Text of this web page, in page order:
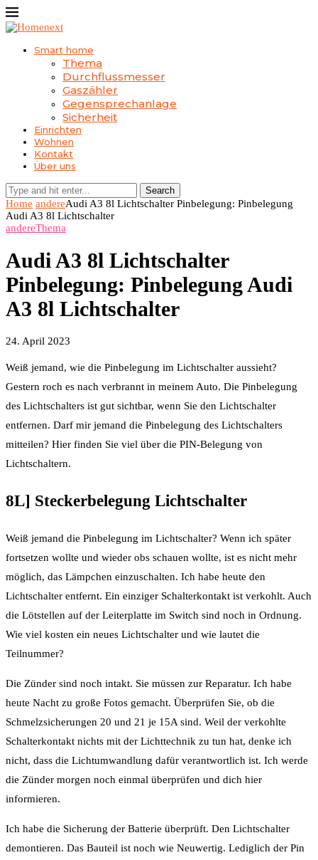
Smart home
Thema
Durchflussmesser
Gaszähler
Gegensprechanlage
Sicherheit
Einrichten
Wohnen
Kontakt
Über uns
Search
Home andereAudi A3 8l Lichtschalter Pinbelegung: Pinbelegung
Audi A3 8l Lichtschalter
andereThema
Audi A3 8l Lichtschalter
Pinbelegung: Pinbelegung Audi
A3 8l Lichtschalter
24. April 2023
Weiß jemand, wie die Pinbelegung im Lichtschalter aussieht?
Gestern roch es nach verbrannt in meinem Auto. Die Pinbelegung
des Lichtschalters ist gut sichtbar, wenn Sie den Lichtschalter
entfernen. Darf mir jemand die Pinbelegung des Lichtschalters
mitteilen? Hier finden Sie viel über die PIN-Belegung von
Lichtschaltern.
8L] Steckerbelegung Lichtschalter
Weiß jemand die Pinbelegung im Lichtschalter? Wenn ich später
fortsetzen wollte und wieder obs schauen wollte, ist es nicht mehr
möglich, das Lämpchen einzuschalten. Ich habe heute den
Lichtschalter entfernt. Ein einziger Schalterkontakt ist verkohlt. Auch
die Lötstellen auf der Leiterplatte im Switch sind noch in Ordnung.
Wie viel kosten ein neues Lichtschalter und wie lautet die
Teilnummer?
Die Zünder sind noch intakt. Sie müssen zur Reparatur. Ich habe
heute Nacht zu große Fotos gemacht. Überprüfen Sie, ob die
Schmelzsicherungen 20 und 21 je 15A sind. Weil der verkohlte
Schalterkontakt nichts mit der Lichttechnik zu tun hat, denke ich
nicht, dass die Lichtumwandlung dafür verantwortlich ist. Ich werde
die Zünder morgen noch einmal überprüfen und dich hier
informieren.
Ich habe die Sicherung der Batterie überprüft. Den Lichtschalter
demontieren. Das Bauteil ist noch wie Neuwertig. Lediglich der Pin